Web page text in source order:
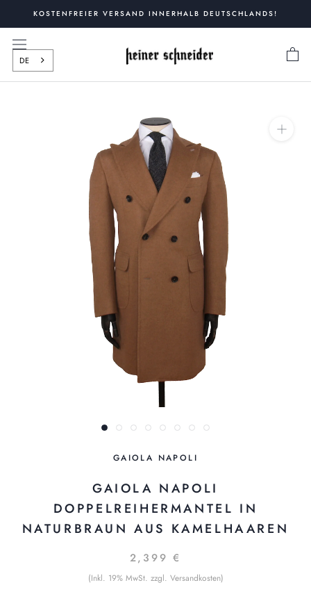
springen
KOSTENFREIER VERSAND INNERHALB DEUTSCHLANDS!
DE
GAIOLA NAPOLI
GAIOLA NAPOLI
DOPPELREIHERMANTEL IN
NATURBRAUN AUS KAMELHAAREN
2,399 €
(Inkl. 19% MwSt. zzgl. Versandkosten)